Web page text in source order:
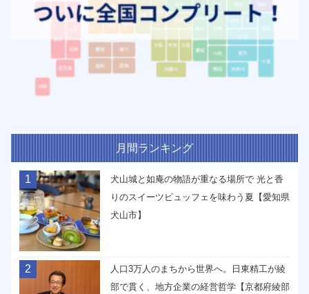
月間ランキング
1
犬山城と如庵の物語が重なる場所で 光と香
りのスイーツビュッフェを味わう夏【愛知県
犬山市】
2
人口3万人のまちから世界へ。日東精工が綾
部で貫く、地方企業の経営哲学【京都府綾部